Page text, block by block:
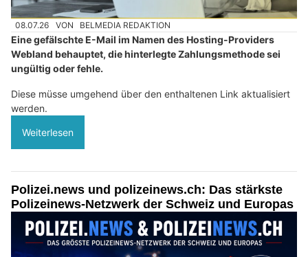
08.07.26 VON BELMEDIA REDAKTION
Eine gefälschte E-Mail im Namen des Hosting-Providers
Webland behauptet, die hinterlegte Zahlungsmethode sei
ungültig oder fehle.
Diese müsse umgehend über den enthaltenen Link aktualisiert
werden.
Weiterlesen
Polizei.news und polizeinews.ch: Das stärkste
Polizeinews-Netzwerk der Schweiz und Europas